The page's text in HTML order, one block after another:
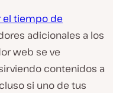
el tiempo de
adicionales a los
web se ve
contenidos a
si uno de tus